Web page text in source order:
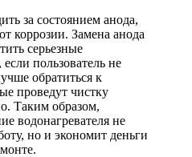
за состоянием анода,
коррозии. Замена анода
серьезные
пользователь не
обратиться к
проведут чистку
Таким образом,
водонагревателя не
но и экономит деньги